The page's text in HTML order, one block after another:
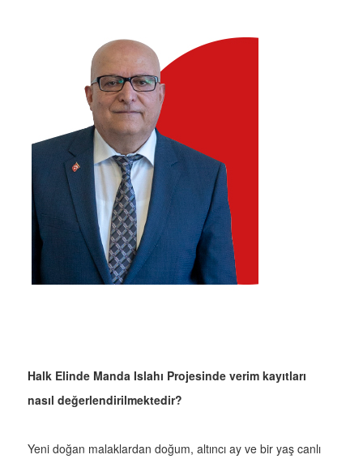
Halk Elinde Manda Islahı Projesinde verim kayıtları
nasıl değerlendirilmektedir?
Yeni doğan malaklardan doğum, altıncı ay ve bir yaş canlı